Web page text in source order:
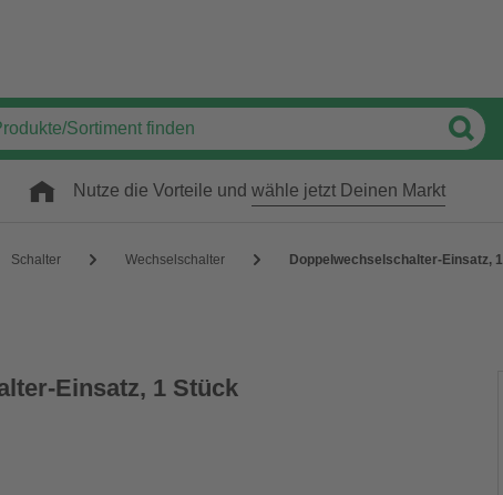
Nutze die Vorteile und wähle jetzt Deinen Markt
Schalter Wechselschalter Doppelwechselschalter-Einsatz,
Einsatz, 1 Stück